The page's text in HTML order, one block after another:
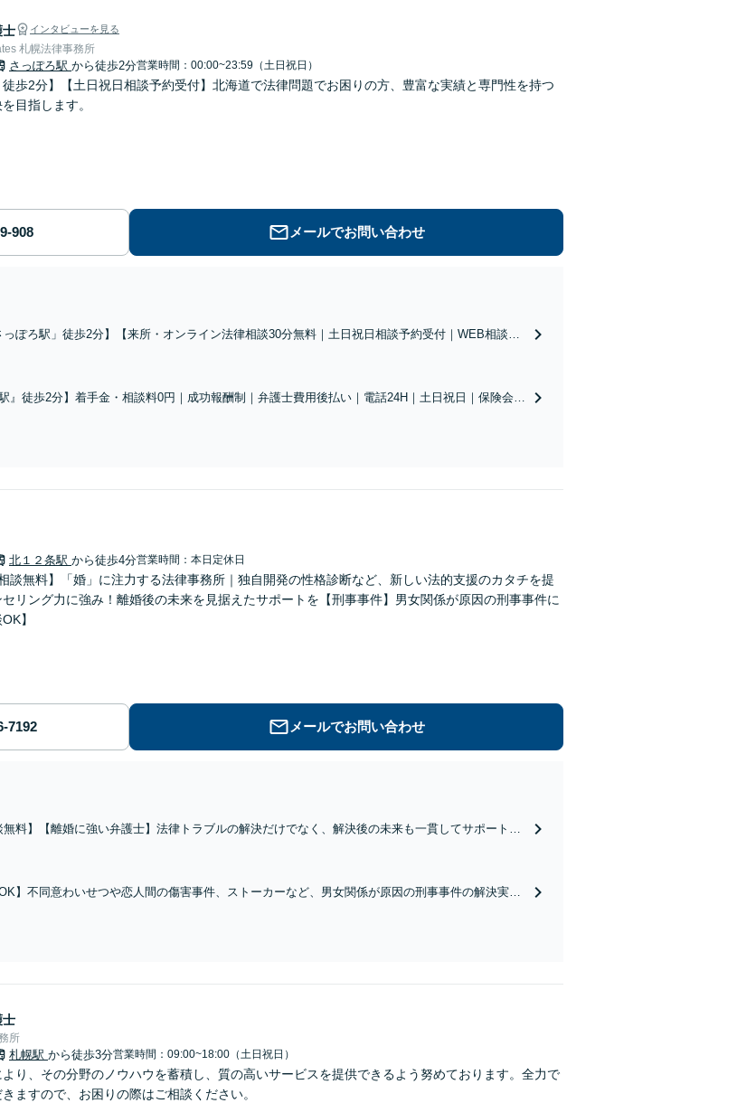
士 インタビューを見る
札幌法律事務所
さっぽろ駅 から徒歩2分営業時間：00:00~23:59（土日祝日）
徒歩2分】【土日祝日相談予約受付】北海道で法律問題でお困りの方、豊富な実績と専門性を持つ
目指します。
メールでお問い合わせ
っぽろ駅」徒歩2分】【来所・オンライン法律相談30分無料｜土日祝日相談予約受付｜WEB相談可
』徒歩2分】着手金・相談料0円｜成功報酬制｜弁護士費用後払い｜電話24H｜土日祝日｜保険会社
北１２条駅 から徒歩4分営業時間：本日定休日
談無料】「婚」に注力する法律事務所｜独自開発の性格診断など、新しい法的支援のカタチを提
リング力に強み！離婚後の未来を見据えたサポートを【刑事事件】男女関係が原因の刑事事件に
】
メールでお問い合わせ
無料】【離婚に強い弁護士】法律トラブルの解決だけでなく、解決後の未来も一貫してサポート！
】不同意わいせつや恋人間の傷害事件、ストーカーなど、男女関係が原因の刑事事件の解決実績
士
所
札幌駅 から徒歩3分営業時間：09:00~18:00（土日祝日）
り、その分野のノウハウを蓄積し、質の高いサービスを提供できるよう努めております。全力で
ますので、お困りの際はご相談ください。